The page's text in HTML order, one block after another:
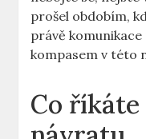
prošel obdobím,
právě
kompasem v této
Co